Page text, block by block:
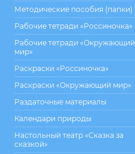
Методические пособия (папки)
Рабочие тетради «Россиночка»
Рабочие тетради «Окружающий
мир»
Раскраски «Россиночка»
Раскраски «Окружающий мир»
Раздаточные материалы
Календари природы
Настольный театр «Сказка за
сказкой»